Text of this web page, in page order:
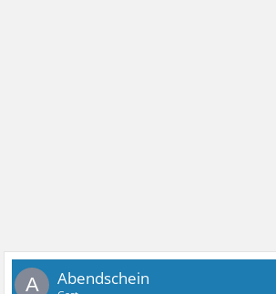
A Abendschein